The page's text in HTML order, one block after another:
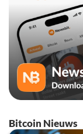
Bitcoin Nieuws